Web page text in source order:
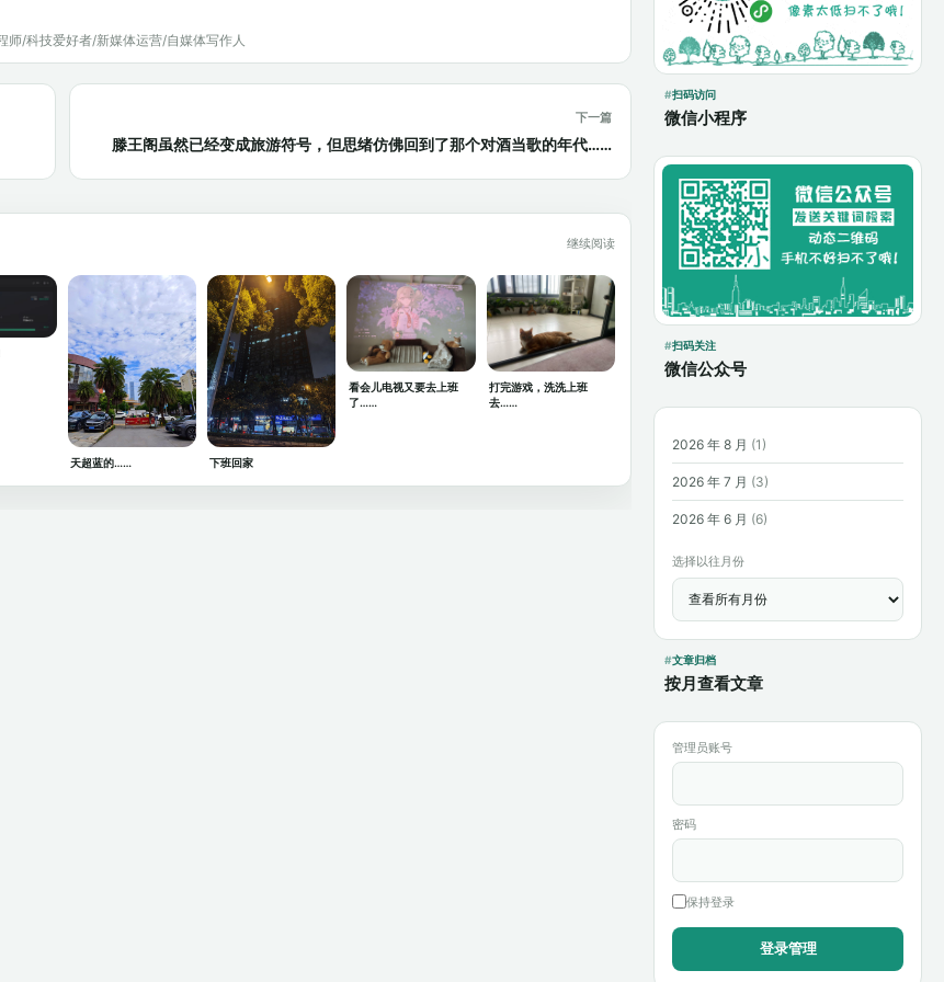
扫码访问
微信小程序
扫码关注
微信公众号
2026 年 8 月 (1)
2026 年 7 月 (3)
2026 年 6 月 (6)
选择以往月份
文章归档
按月查看文章
管理员账号
密码
保持登录
师/科技爱好者/新媒体运营/自媒体写作人
下一篇
滕王阁虽然已经变成旅游符号，但思绪仿佛回到了那个对酒当歌的年代……
继续阅读
天超蓝的…… 下班回家
看会儿电视又要去上班
了……
打完游戏，洗洗上班
去……